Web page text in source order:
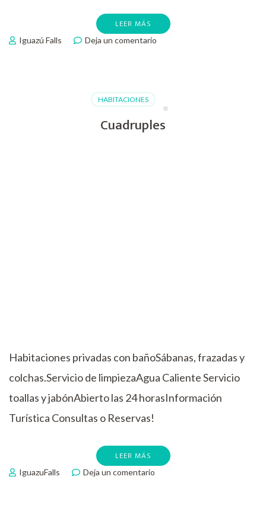
LEER MÁS
Iguazú Falls Deja un comentario
HABITACIONES
Cuadruples
Habitaciones privadas con bañoSábanas, frazadas y
colchas.Servicio de limpiezaAgua Caliente Servicio
toallas y jabónAbierto las 24 horasInformación
Turística Consultas o Reservas!
LEER MÁS
IguazuFalls Deja un comentario